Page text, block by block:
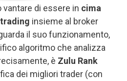
vantare di essere in cima
insieme al broker
il suo funzionamento,
algoritmo che analizza
è Zulu Rank
dei migliori trader (con